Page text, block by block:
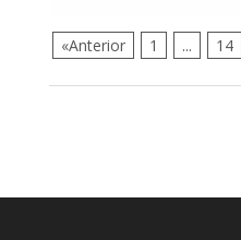
«Anterior 1 ... 14